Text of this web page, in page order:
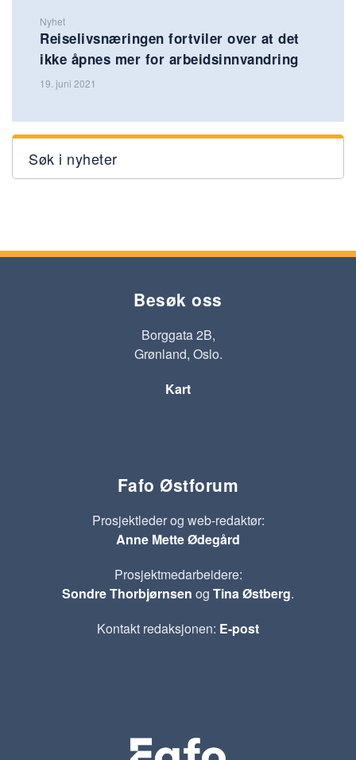
Nyhet
Reiselivsnæringen fortviler over at det
ikke åpnes mer for arbeidsinnvandring
19. juni 2021
Søk i nyheter
Besøk oss
Borggata 2B,
Grønland, Oslo.
Kart
Fafo Østforum
Prosjektleder og web-redaktør:
Anne Mette Ødegård
Prosjektmedarbeidere:
Sondre Thorbjørnsen og Tina Østberg.
Kontakt redaksjonen: E-post